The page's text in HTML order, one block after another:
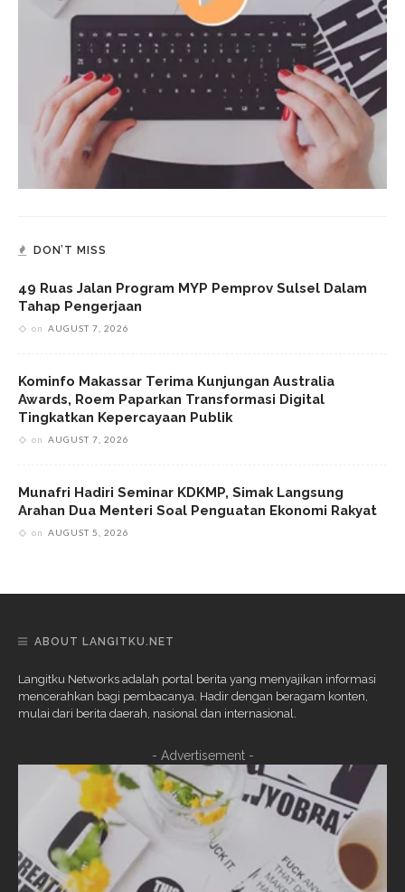
DON’T MISS
49 Ruas Jalan Program MYP Pemprov Sulsel Dalam
Tahap Pengerjaan
on AUGUST 7, 2026
Kominfo Makassar Terima Kunjungan Australia
Awards, Roem Paparkan Transformasi Digital
Tingkatkan Kepercayaan Publik
on AUGUST 7, 2026
Munafri Hadiri Seminar KDKMP, Simak Langsung
Arahan Dua Menteri Soal Penguatan Ekonomi Rakyat
on AUGUST 5, 2026
ABOUT LANGITKU.NET
Langitku Networks adalah portal berita yang menyajikan informasi
mencerahkan bagi pembacanya. Hadir dengan beragam konten,
mulai dari berita daerah, nasional dan internasional.
- Advertisement -